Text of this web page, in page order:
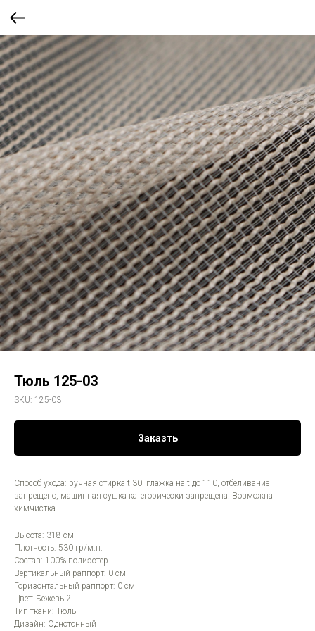
Тюль 125-03
SKU: 125-03
Заказть
Способ ухода: ручная стирка t 30, глажка на t до 110, отбеливание
запрещено, машинная сушка категорически запрещена. Возможна
химчистка.
Высота: 318 см
Плотность: 530 гр/м.п.
Состав: 100% полиэстер
Вертикальный раппорт: 0 см
Горизонтальный раппорт: 0 см
Цвет: Бежевый
Тип ткани: Тюль
Дизайн: Однотонный